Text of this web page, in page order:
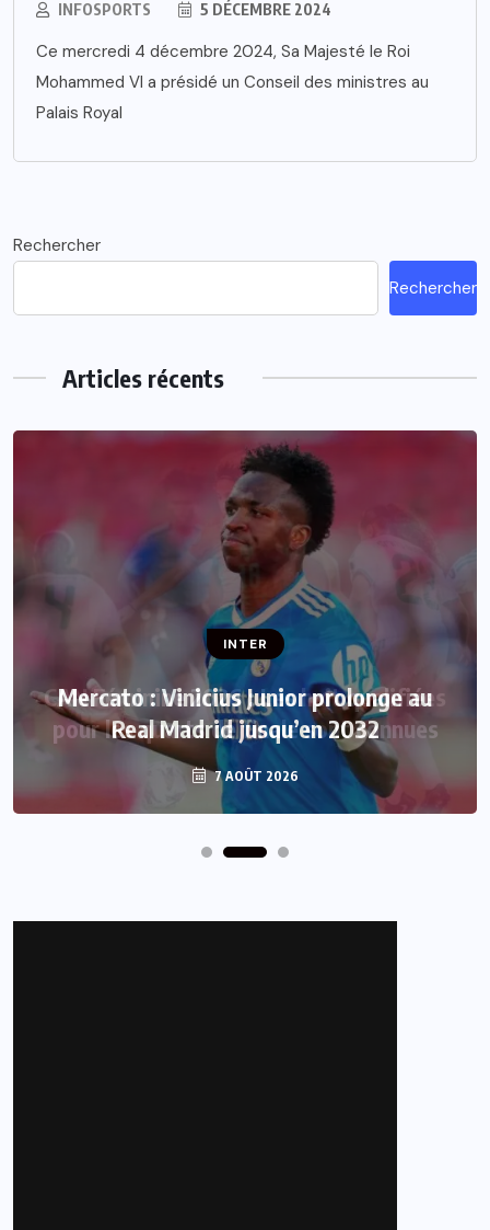
INFOSPORTS 5 DÉCEMBRE 2024
Ce mercredi 4 décembre 2024, Sa Majesté le Roi
Mohammed VI a présidé un Conseil des ministres au
Palais Royal
Rechercher
Rechercher
Articles récents
INTER
Mercato : Vinicius Junior prolonge au
Real Madrid jusqu’en 2032
7 AOÛT 2026